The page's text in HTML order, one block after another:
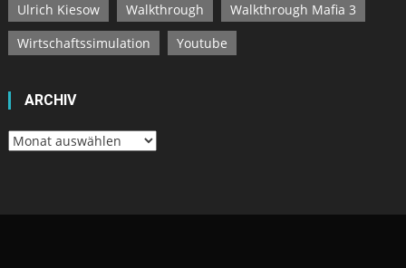
Ulrich Kiesow
Walkthrough
Walkthrough Mafia 3
Wirtschaftssimulation
Youtube
ARCHIV
Archiv